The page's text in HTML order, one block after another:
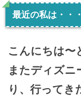
最近の私は・・・
こんにちは〜
またディズニ
り、行ってき